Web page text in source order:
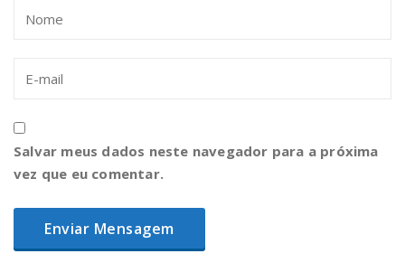
Salvar meus dados neste navegador para a próxima
vez que eu comentar.